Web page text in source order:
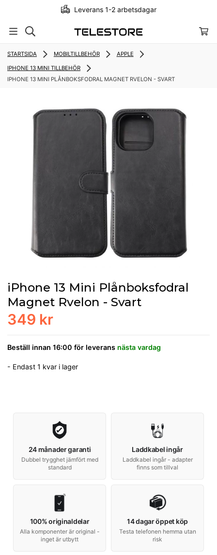
Leverans 1-2 arbetsdagar
STARTSIDA MOBILTILLBEHÖR APPLE
IPHONE 13 MINI TILLBEHÖR
IPHONE 13 MINI PLÅNBOKSFODRAL MAGNET RVELON - SVART
iPhone 13 Mini Plånboksfodral
Magnet Rvelon - Svart
349 kr
Beställ innan 16:00 för leverans nästa vardag
- Endast 1 kvar i lager
24 månader garanti
Dubbel trygghet jämfört med
standard
Laddkabel ingår
Laddkabel ingår - adapter
finns som tillval
100% originaldelar
Alla komponenter är original -
inget är utbytt
14 dagar öppet köp
Testa telefonen hemma utan
risk